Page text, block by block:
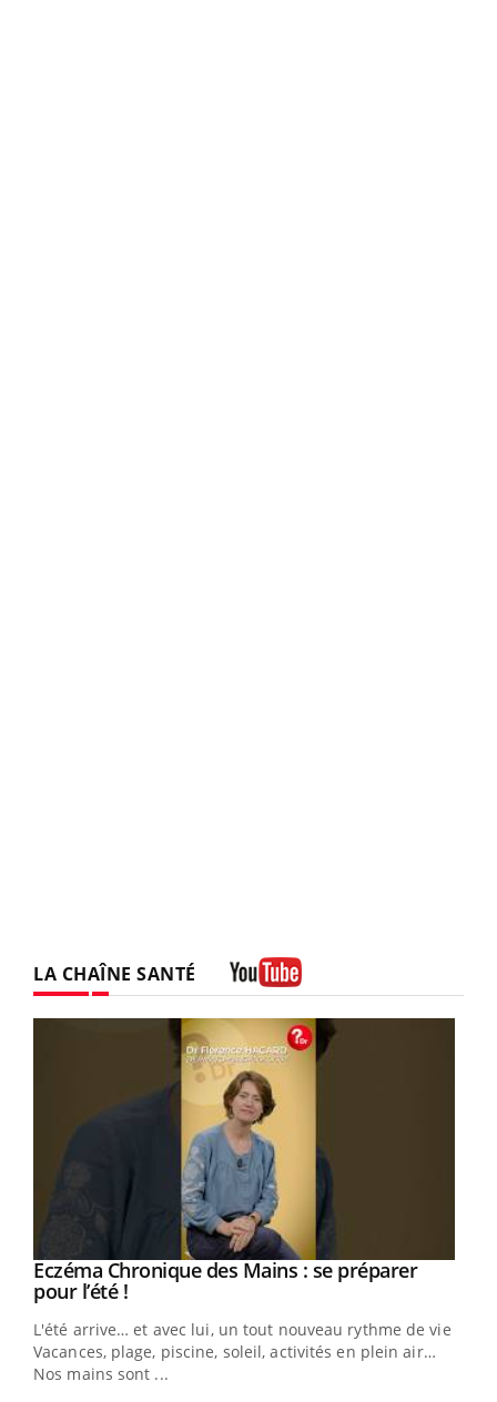
LA CHAÎNE SANTÉ
Youtube
Eczéma Chronique des Mains : se préparer
pour l’été !Youtube
L'été arrive… et avec lui, un tout nouveau rythme de vie !
Vacances, plage, piscine, soleil, activités en plein air…
Nos mains sont ...